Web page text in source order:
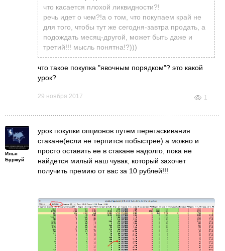
не зайти и, соответственно, миллиончик не
заработать. В связи с этим и "мартенгелить"
долго не получиться.
что касается плохой ликвидности?!
речь идет о чем?!а о том, что покупаем край не
для того, чтобы тут же сегодня-завтра продать, а
подождать месяц-другой, может быть даже и
третий!!! мысль понятна!?)))
что такое покупка "явочным порядком"? это какой
урок?
29 ноября 2017 1
Илья
Буржуй
урок покупки опционов путем перетаскивания
стакане(если не терпится побыстрее) а можно и
просто оставить ее в стакане надолго, пока не
найдется милый наш чувак, который захочет
получить премию от вас за 10 рублей!!!